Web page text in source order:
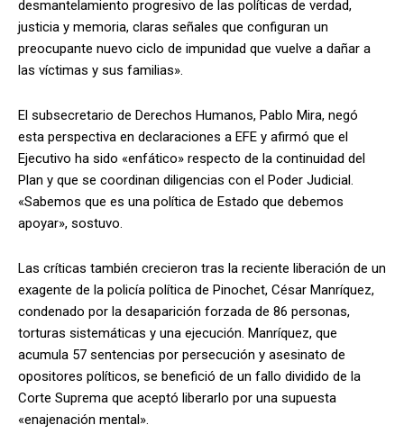
desmantelamiento progresivo de las políticas de verdad,
justicia y memoria, claras señales que configuran un
preocupante nuevo ciclo de impunidad que vuelve a dañar a
las víctimas y sus familias».
El subsecretario de Derechos Humanos, Pablo Mira, negó
esta perspectiva en declaraciones a EFE y afirmó que el
Ejecutivo ha sido «enfático» respecto de la continuidad del
Plan y que se coordinan diligencias con el Poder Judicial.
«Sabemos que es una política de Estado que debemos
apoyar», sostuvo.
Las críticas también crecieron tras la reciente liberación de un
exagente de la policía política de Pinochet, César Manríquez,
condenado por la desaparición forzada de 86 personas,
torturas sistemáticas y una ejecución. Manríquez, que
acumula 57 sentencias por persecución y asesinato de
opositores políticos, se benefició de un fallo dividido de la
Corte Suprema que aceptó liberarlo por una supuesta
«enajenación mental».